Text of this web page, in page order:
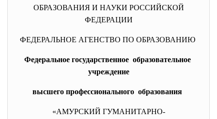
ОБРАЗОВАНИЯ И НАУКИ РОССИЙСКОЙ
ФЕДЕРАЦИИ
ФЕДЕРАЛЬНОЕ АГЕНСТВО ПО ОБРАЗОВАНИЮ
Федеральное государственное образовательное
учреждение
высшего профессионального образования
«АМУРСКИЙ ГУМАНИТАРНО-